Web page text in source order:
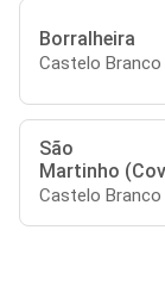
Borralheira
Castelo Branco
São
Martinho
Castelo Branco